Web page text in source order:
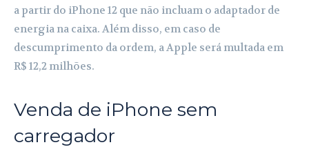
a partir do iPhone 12 que não incluam o adaptador de
energia na caixa. Além disso, em caso de
descumprimento da ordem, a Apple será multada em
R$ 12,2 milhões.
Venda de iPhone sem
carregador